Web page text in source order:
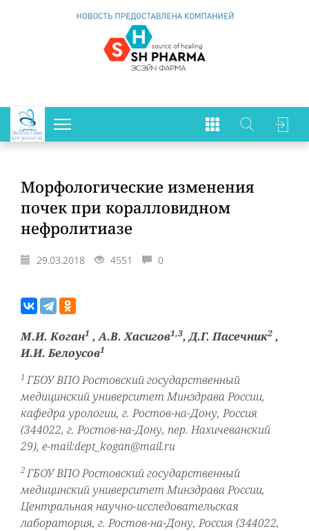
Экосистема
для урологов
Морфологические изменения
почек при коралловидном
нефролитиазе
29.03.2018 4551 0
М.И. Коган1 , А.В. Хасигов1,3, Д.Г. Пасечник2 ,
И.И. Белоусов1
1 ГБОУ ВПО Ростовский государственный
медицинский университет Минздрава России,
кафедра урологии, г. Ростов-на-Дону, Россия
(344022, г. Ростов-на-Дону, пер. Нахичеванский
29), e-mail:dept_kogan@mail.ru
2ГБОУ ВПО Ростовский государственный
медицинский университет Минздрава России,
Центральная научно-исследовательская
лаборатория, г. Ростов-на-Дону, Россия (344022,